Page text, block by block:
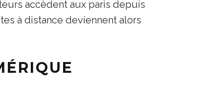
accèdent aux paris depuis
à distance deviennent alors